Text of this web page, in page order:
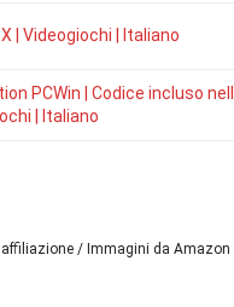
| Videogiochi | Italiano
PCWin | Codice incluso
| Italiano
/ Immagini da Amazon